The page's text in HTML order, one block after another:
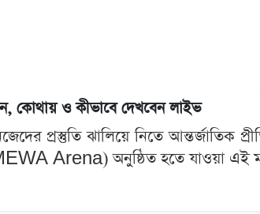
কোথায় ও কীভাবে দেখবেন লাইভ
প্রস্তুতি ঝালিয়ে নিতে আন্তর্জাতিক
Arena) অনুষ্ঠিত হতে যাওয়া এই